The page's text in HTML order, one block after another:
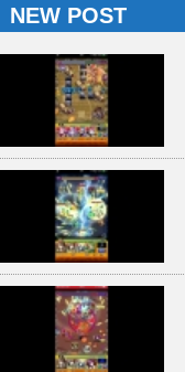
NEW POST